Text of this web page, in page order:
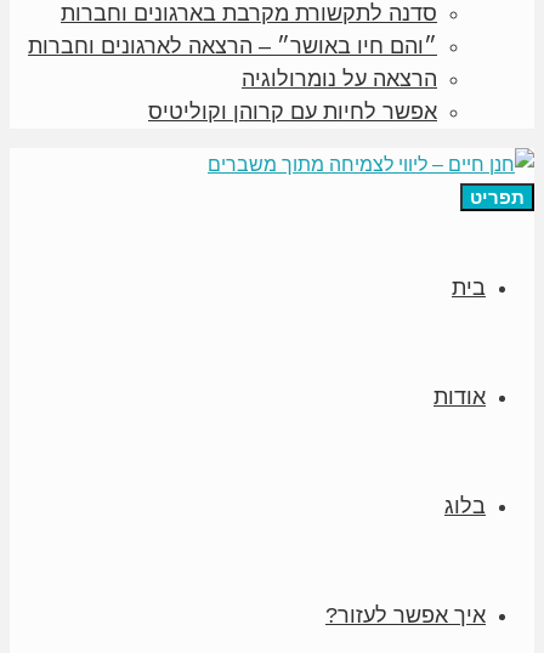
סדנה לתקשורת מקרבת בארגונים וחברות
״והם חיו באושר״ – הרצאה לארגונים וחברות
הרצאה על נומרולוגיה
אפשר לחיות עם קרוהן וקוליטיס
תפריט
בית
אודות
בלוג
איך אפשר לעזור?